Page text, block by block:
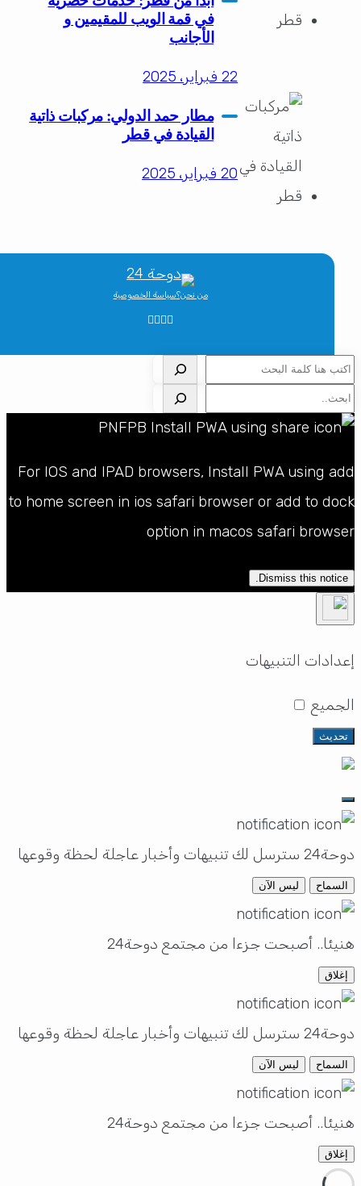
في قمة الويب للمقيمين و
الأجانب
22 فبراير، 2025
مطار حمد الدولي: مركبات ذاتية
القيادة في قطر
20 فبراير، 2025
من نحن؟سياسة الخصوصية
For IOS and IPAD browsers, Install PWA using
to home screen in ios safari browser or add to
option in macos safari
Dismiss this notice.
التنبيهات
تحديث
تنبيهات وأخبار عاجلة لحظة وقوعها
السماح ليس الآن
أصبحت جزءا من مجتمع دوحة24
إغلاق
تنبيهات وأخبار عاجلة لحظة وقوعها
السماح ليس الآن
أصبحت جزءا من مجتمع دوحة24
إغلاق